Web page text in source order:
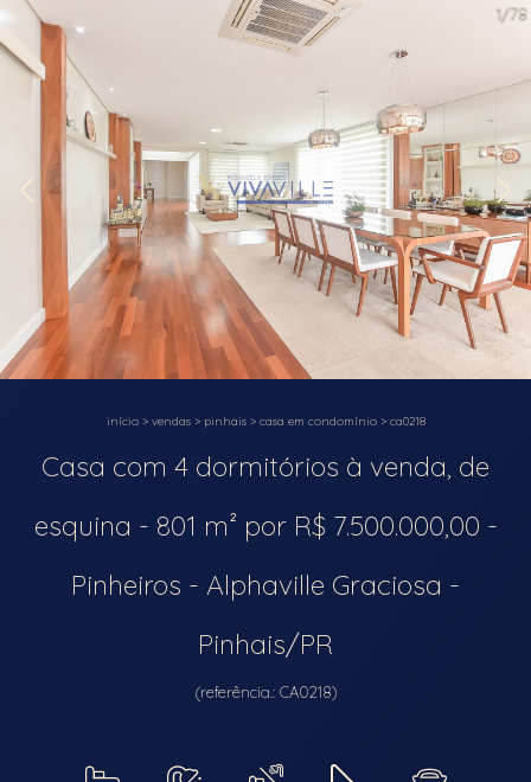
1/78
início> vendas> pinhais> casa em condomínio> ca0218
Casa com 4 dormitórios à venda, de
esquina - 801 m² por R$ 7.500.000,00 -
Pinheiros - Alphaville Graciosa -
Pinhais/PR
(referência.: CA0218)